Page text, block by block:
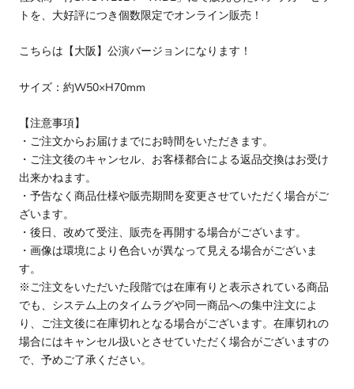
トを、大好評につき個数限定でオンライン販売！
こちらは【大阪】公演バージョンになります！
サイズ：約W50×H70mm
【注意事項】
・ご注文からお届けまでにお時間をいただきます。
・ご注文後のキャンセル、お客様都合による返品交換はお受け
出来かねます。
・予告なく商品仕様や販売期間を変更させていただく場合がご
ざいます。
・後日、改めて受注、販売を再開する場合がございます。
・画像は環境により色合いが異なって見える場合がございま
す。
※ご注文をいただいた段階では在庫有りと表示されている商品
でも、システム上のタイムラグや同一商品への集中注文によ
り、ご注文後に在庫切れとなる場合がございます。在庫切れの
場合にはキャンセル扱いとさせていただく場合がございますの
で、予めご了承ください。